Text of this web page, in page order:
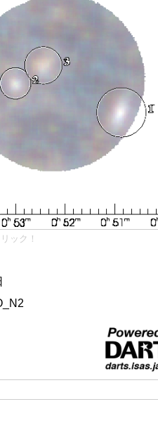
ック！